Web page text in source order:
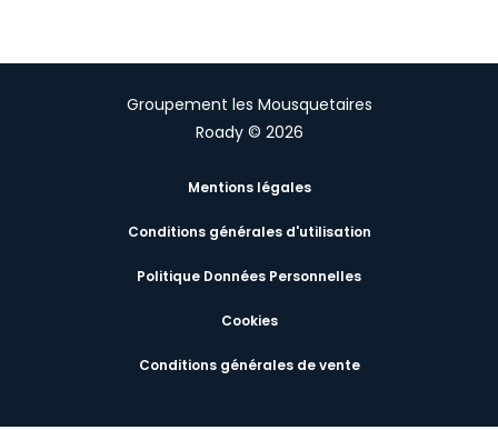
Groupement les Mousquetaires
Roady © 2026
Mentions légales
Conditions générales d'utilisation
Politique Données Personnelles
Cookies
Conditions générales de vente